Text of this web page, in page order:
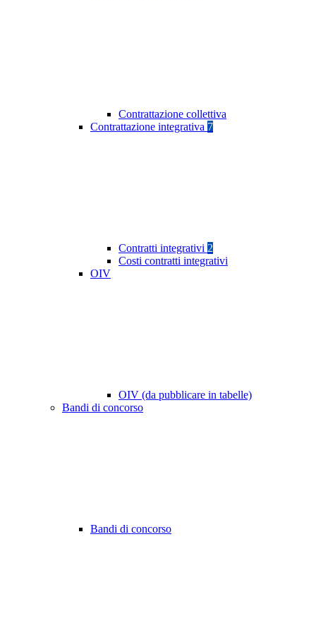
Contrattazione collettiva
Contrattazione integrativa 7
Contratti integrativi 2
Costi contratti integrativi
OIV
OIV (da pubblicare in tabelle)
Bandi di concorso
Bandi di concorso